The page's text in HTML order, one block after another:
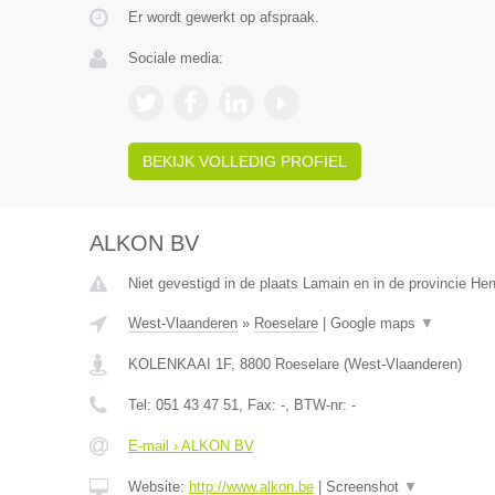
Er wordt gewerkt op afspraak.
Sociale media:
BEKIJK VOLLEDIG PROFIEL
ALKON BV
Niet gevestigd in de plaats Lamain en in de provincie
West-Vlaanderen» Roeselare| Google maps ▼
KOLENKAAI 1F, 8800 Roeselare(West-Vlaanderen)
Tel: 051 43 47 51, Fax: -, BTW-nr: -
E-mail › ALKON BV
Website: http://www.alkon.be| Screenshot ▼